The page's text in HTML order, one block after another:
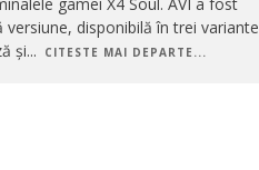
disponibilă în trei variante
și... CITESTE MAI DEPARTE...